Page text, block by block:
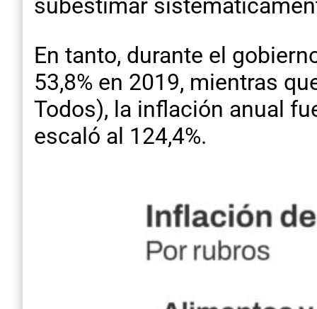
subestimar
En tanto, durante el
53,8% en 2019, mientras
Todos), la inflación anual
escaló al 124,4%.